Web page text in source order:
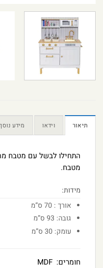
תיאור וידאו מידע
התחילו לבשל עם מטבח
מטבח.
מידות:
אורך : 70 ס”מ
גובה: 93 ס”מ
עומק: 30 ס”מ
חומרים: MDF